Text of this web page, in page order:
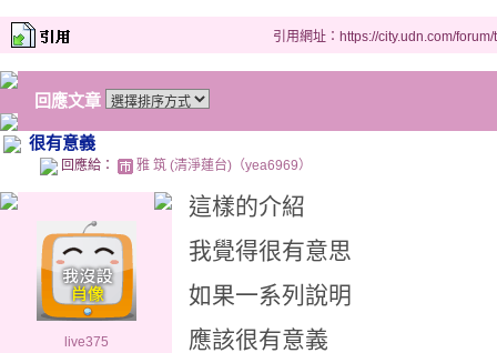
引用網址：https://city.udn.com/
回應文章
很有意義
回應給： 雅 筑 (清淨蓮台)（yea6969）
live375
這樣的介紹
我覺得很有意思
如果一系列說明
應該很有意義